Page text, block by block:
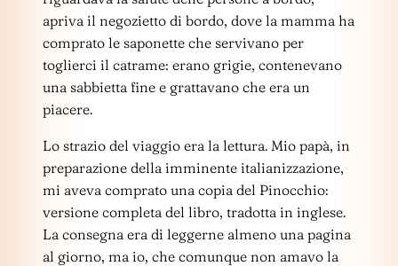
apriva il negozietto di bordo, dove la mamma ha
comprato le saponette che servivano per
toglierci il catrame: erano grigie, contenevano
una sabbietta fine e grattavano che era un
piacere.
Lo strazio del viaggio era la lettura. Mio papà, in
preparazione della imminente italianizzazione,
mi aveva comprato una copia del Pinocchio:
versione completa del libro, tradotta in inglese.
La consegna era di leggerne almeno una pagina
al giorno, ma io, che comunque non amavo la